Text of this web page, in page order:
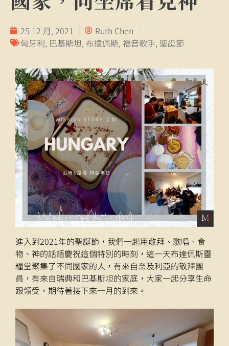
25 12 月, 2021
Ruth Chen
匈牙利, 巴基斯坦, 布達佩斯, 福音歌手, 聖誕節
進入到2021年的聖誕節，我們一起用敬拜、歌唱、食
物、神的話語慶祝這個特別的時刻，這一天布達佩斯靈
糧堂聚集了不同國家的人，有來自奈及利亞的敬拜團
員，有來自瑞典和巴基斯坦的家庭，大家一起分享生命
跟領受，期待著接下來一月的到來。